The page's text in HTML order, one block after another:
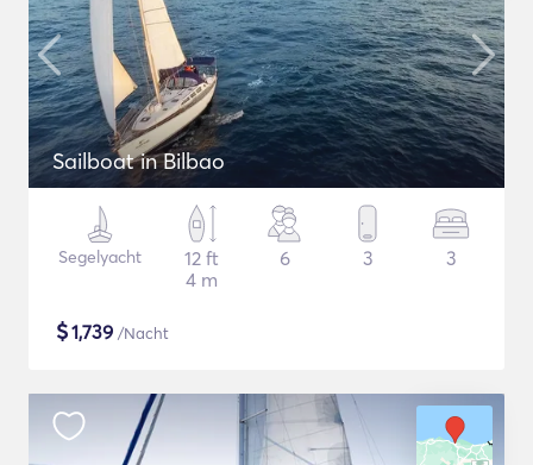
Sailboat in Bilbao
Segelyacht
12 ft
4 m
6 3 3
$1,739 /Nacht